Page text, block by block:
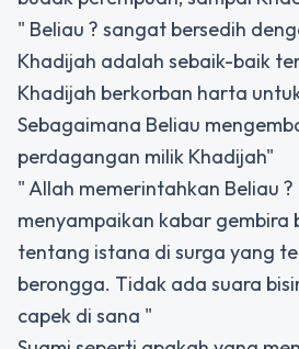
" Beliau ? sangat bersedih
Khadijah adalah sebaik-baik
Khadijah berkorban harta
Sebagaimana Beliau
perdagangan milik Khadijah"
" Allah memerintahkan Beliau ?
menyampaikan kabar gembira
tentang istana di surga yang
berongga. Tidak ada suara
capek di sana "